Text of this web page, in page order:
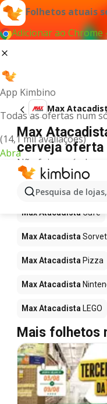
Folhetos atuais
Adicionar ao Chrome
App Kimbino
Todas as ofertas num
(14,1 mil avaliações)
Abra
Pesquisa de
Max
Max
cerveja oferta
Não foi possível
para este termo.
Mais
Max Atacadista Café
Max Atacadista
Max Atacadista Pizza
Max Atacadista
Max Atacadista LEGO
Mais folhetos